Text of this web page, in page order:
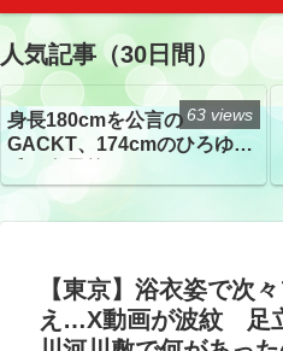
人気記事（30日間）
身長180cmを公言の
GACKT、174cmのひろゆき
トざわつき イベントでの写
真が話題
63 views
【東京】浴衣姿で次
え…X動画が波紋 足